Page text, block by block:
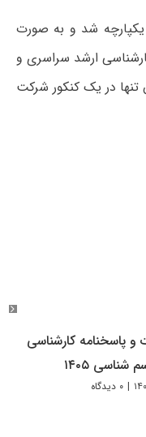
یکپارچه شد و به صورت
ارشد سراسری و
در یک کنکور شرکت
و پاسخنامه کارشناسی
شناسی ۱۴۰۵
| ۰ دیدگاه